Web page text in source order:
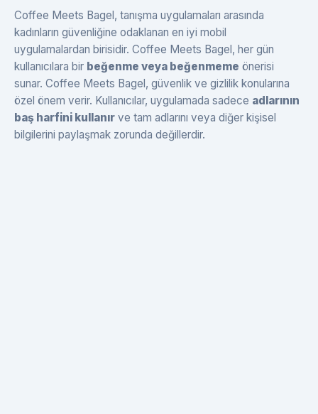
Coffee Meets Bagel, tanışma uygulamaları arasında
kadınların güvenliğine odaklanan en iyi mobil
uygulamalardan birisidir. Coffee Meets Bagel, her gün
kullanıcılara bir beğenme veya beğenmeme önerisi
sunar. Coffee Meets Bagel, güvenlik ve gizlilik konularına
özel önem verir. Kullanıcılar, uygulamada sadece adlarının
baş harfini kullanır ve tam adlarını veya diğer kişisel
bilgilerini paylaşmak zorunda değillerdir.